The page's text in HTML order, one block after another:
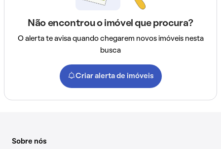
Não encontrou o imóvel que procura?
O alerta te avisa quando chegarem novos imóveis nesta
busca
Criar alerta de imóveis
Sobre nós